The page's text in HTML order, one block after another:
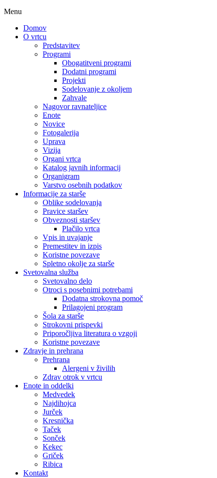
Menu
Domov
O vrtcu
Predstavitev
Programi
Obogatitveni programi
Dodatni programi
Projekti
Sodelovanje z okoljem
Zahvale
Nagovor ravnateljice
Enote
Novice
Fotogalerija
Uprava
Vizija
Organi vrtca
Katalog javnih informacij
Organigram
Varstvo osebnih podatkov
Informacije za starše
Oblike sodelovanja
Pravice staršev
Obveznosti staršev
Plačilo vrtca
Vpis in uvajanje
Premestitev in izpis
Koristne povezave
Spletno okolje za starše
Svetovalna služba
Svetovalno delo
Otroci s posebnimi potrebami
Dodatna strokovna pomoč
Prilagojeni program
Šola za starše
Strokovni prispevki
Priporočljiva literatura o vzgoji
Koristne povezave
Zdravje in prehrana
Prehrana
Alergeni v živilih
Zdrav otrok v vrtcu
Enote in oddelki
Medvedek
Najdihojca
Jurček
Kresnička
Taček
Sonček
Kekec
Griček
Ribica
Kontakt